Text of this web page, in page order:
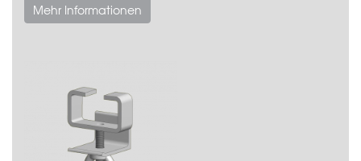
Mehr Informationen